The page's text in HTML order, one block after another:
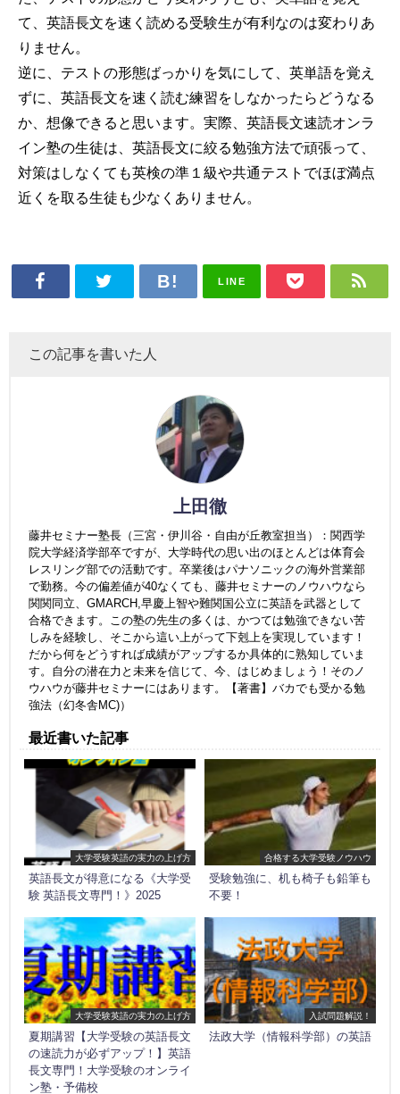
て、英語長文を速く読める受験生が有利なのは変わりあ
りません。
逆に、テストの形態ばっかりを気にして、英単語を覚え
ずに、英語長文を速く読む練習をしなかったらどうなる
か、想像できると思います。実際、英語長文速読オンラ
イン塾の生徒は、英語長文に絞る勉強方法で頑張って、
対策はしなくても英検の準１級や共通テストでほぼ満点
近くを取る生徒も少なくありません。
LINE
この記事を書いた人
上田徹
藤井セミナー塾長（三宮・伊川谷・自由が丘教室担当）：関西学
院大学経済学部卒ですが、大学時代の思い出のほとんどは体育会
レスリング部での活動です。卒業後はパナソニックの海外営業部
で勤務。今の偏差値が40なくても、藤井セミナーのノウハウなら
関関同立、GMARCH,早慶上智や難関国公立に英語を武器として
合格できます。この塾の先生の多くは、かつては勉強できない苦
しみを経験し、そこから這い上がって下剋上を実現しています！
だから何をどうすれば成績がアップするか具体的に熟知していま
す。自分の潜在力と未来を信じて、今、はじめましょう！そのノ
ウハウが藤井セミナーにはあります。【著書】バカでも受かる勉
強法（幻冬舎MC)）
最近書いた記事
大学受験英語の実力の上げ方
英語長文が得意になる《大学受
験 英語長文専門！》2025
合格する大学受験ノウハウ
受験勉強に、机も椅子も鉛筆も
不要！
大学受験英語の実力の上げ方
夏期講習【大学受験の英語長文
の速読力が必ずアップ！】英語
長文専門！大学受験のオンライ
ン塾・予備校
入試問題解説！
法政大学（情報科学部）の英語